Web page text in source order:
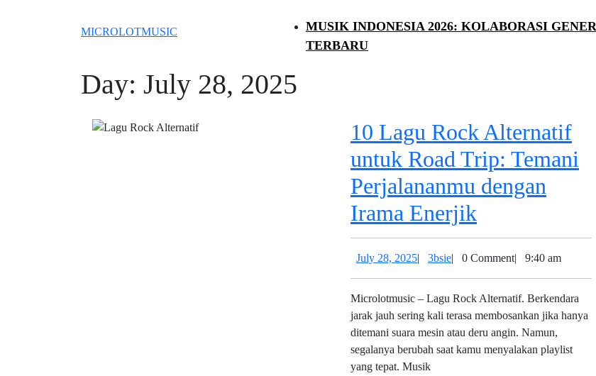
MICROLOTMUSIC
MUSIK INDONESIA 2026: KOLABORASI
TERBARU
CLOSE
BUTTON
Day: July 28, 2025
10 Lagu Rock Alternatif
untuk Road Trip: Temani
Perjalananmu dengan
Irama Enerjik
Lagu
Rock
Alternatif
untuk
Road
July 28, 2025July
| 3bsie3bsie
| 0 Comment| 9:40 am
Microlotmusic – Lagu Rock Alternatif. Berkendara
jarak jauh sering kali terasa membosankan jika hanya
ditemani suara mesin atau deru angin. Namun,
segalanya berubah saat kamu menyalakan playlist
yang tepat. Musik